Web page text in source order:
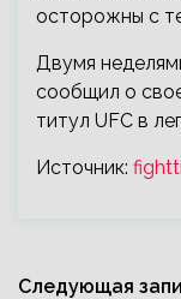
осторожны с
Двумя
сообщил о
титул UFC в
Источник:
Следующая